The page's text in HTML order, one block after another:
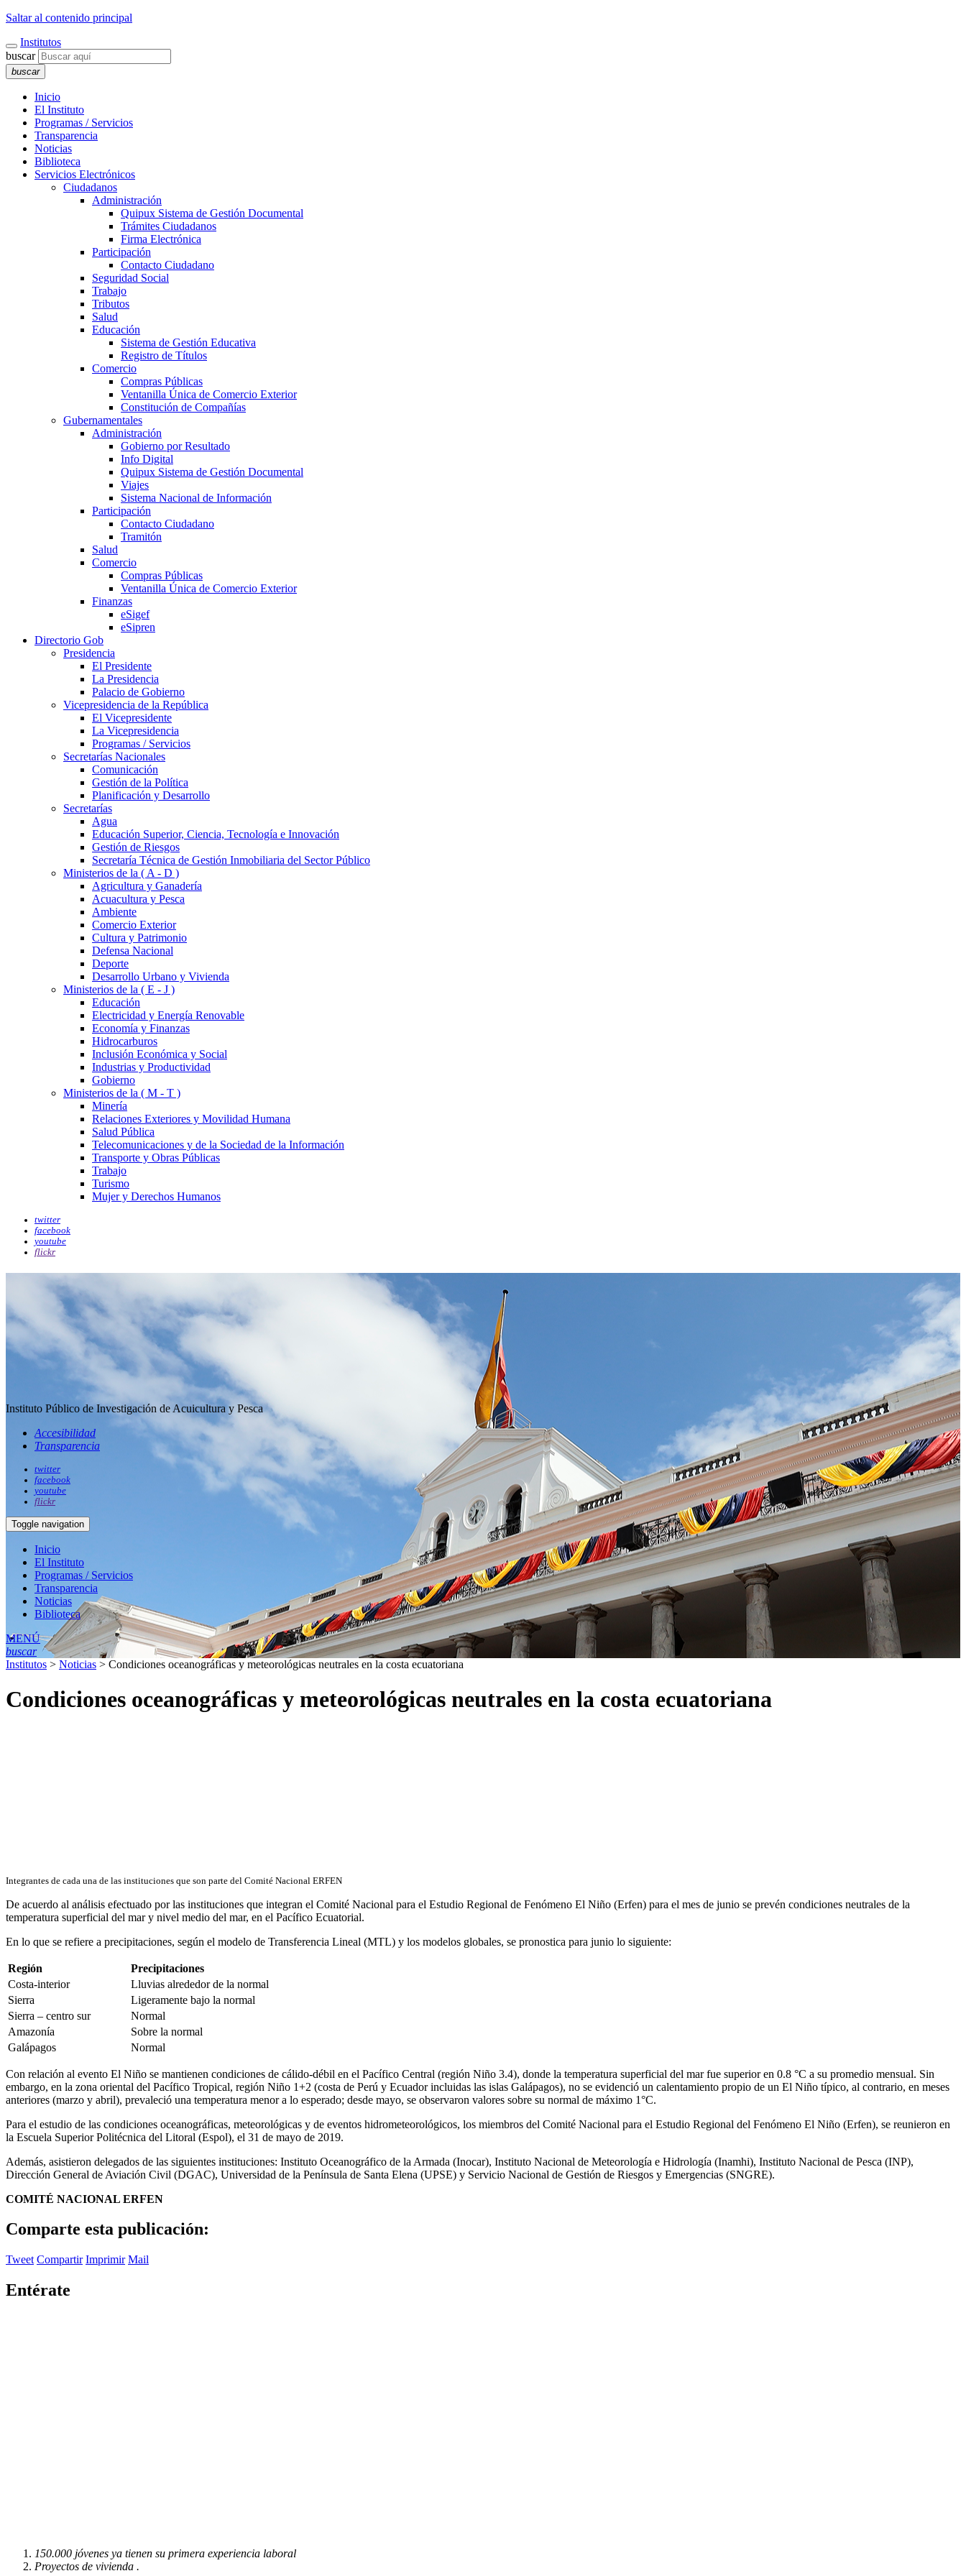
Saltar al contenido principal
Institutos
buscar
buscar
Inicio
El Instituto
Programas / Servicios
Transparencia
Noticias
Biblioteca
Servicios Electrónicos
Ciudadanos
Administración
Quipux Sistema de Gestión Documental
Trámites Ciudadanos
Firma Electrónica
Participación
Contacto Ciudadano
Seguridad Social
Trabajo
Tributos
Salud
Educación
Sistema de Gestión Educativa
Registro de Títulos
Comercio
Compras Públicas
Ventanilla Única de Comercio Exterior
Constitución de Compañías
Gubernamentales
Administración
Gobierno por Resultado
Info Digital
Quipux Sistema de Gestión Documental
Viajes
Sistema Nacional de Información
Participación
Contacto Ciudadano
Tramitón
Salud
Comercio
Compras Públicas
Ventanilla Única de Comercio Exterior
Finanzas
eSigef
eSipren
Directorio Gob
Presidencia
El Presidente
La Presidencia
Palacio de Gobierno
Vicepresidencia de la República
El Vicepresidente
La Vicepresidencia
Programas / Servicios
Secretarías Nacionales
Comunicación
Gestión de la Política
Planificación y Desarrollo
Secretarías
Agua
Educación Superior, Ciencia, Tecnología e Innovación
Gestión de Riesgos
Secretaría Técnica de Gestión Inmobiliaria del Sector Público
Ministerios de la ( A - D )
Agricultura y Ganadería
Acuacultura y Pesca
Ambiente
Comercio Exterior
Cultura y Patrimonio
Defensa Nacional
Deporte
Desarrollo Urbano y Vivienda
Ministerios de la ( E - J )
Educación
Electricidad y Energía Renovable
Economía y Finanzas
Hidrocarburos
Inclusión Económica y Social
Industrias y Productividad
Gobierno
Ministerios de la ( M - T )
Minería
Relaciones Exteriores y Movilidad Humana
Salud Pública
Telecomunicaciones y de la Sociedad de la Información
Transporte y Obras Públicas
Trabajo
Turismo
Mujer y Derechos Humanos
twitter
facebook
youtube
flickr
Instituto Público de Investigación de Acuicultura y Pesca
Accesibilidad
Transparencia
twitter
facebook
youtube
flickr
Toggle navigation
Inicio
El Instituto
Programas / Servicios
Transparencia
Noticias
Biblioteca
MENÚ
buscar
Institutos > Noticias > Condiciones oceanográficas y meteorológicas neutrales en la costa ecuatoriana
Condiciones oceanográficas y meteorológicas neutrales en la costa ecuatoriana
Integrantes de cada una de las instituciones que son parte del Comité Nacional ERFEN
De acuerdo al análisis efectuado por las instituciones que integran el Comité Nacional para el Estudio Regional de Fenómeno El Niño (Erfen) para el mes de junio se prevén condiciones neutrales de la
temperatura superficial del mar y nivel medio del mar, en el Pacífico Ecuatorial.
En lo que se refiere a precipitaciones, según el modelo de Transferencia Lineal (MTL) y los modelos globales, se pronostica para junio lo siguiente:
Región
Precipitaciones
Costa-interior
Lluvias alrededor de la normal
Sierra
Ligeramente bajo la normal
Sierra – centro sur
Normal
Amazonía
Sobre la normal
Galápagos
Normal
Con relación al evento El Niño se mantienen condiciones de cálido-débil en el Pacífico Central (región Niño 3.4), donde la temperatura superficial del mar fue superior en 0.8 °C a su promedio mensual. Sin
embargo, en la zona oriental del Pacífico Tropical, región Niño 1+2 (costa de Perú y Ecuador incluidas las islas Galápagos), no se evidenció un calentamiento propio de un El Niño típico, al contrario, en meses
anteriores (marzo y abril), prevaleció una temperatura menor a lo esperado; desde mayo, se observaron valores sobre su normal de máximo 1°C.
Para el estudio de las condiciones oceanográficas, meteorológicas y de eventos hidrometeorológicos, los miembros del Comité Nacional para el Estudio Regional del Fenómeno El Niño (Erfen), se reunieron en
la Escuela Superior Politécnica del Litoral (Espol), el 31 de mayo de 2019.
Además, asistieron delegados de las siguientes instituciones: Instituto Oceanográfico de la Armada (Inocar), Instituto Nacional de Meteorología e Hidrología (Inamhi), Instituto Nacional de Pesca (INP),
Dirección General de Aviación Civil (DGAC), Universidad de la Península de Santa Elena (UPSE) y Servicio Nacional de Gestión de Riesgos y Emergencias (SNGRE).
COMITÉ NACIONAL ERFEN
Comparte esta publicación:
Tweet Compartir Imprimir Mail
Entérate
150.000 jóvenes ya tienen su primera experiencia laboral
Proyectos de vivienda .